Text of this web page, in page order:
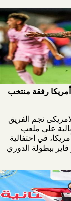
رفقة منتخب
نجم الفريق
على ملعب
في احتفالية
ببطولة الدوري